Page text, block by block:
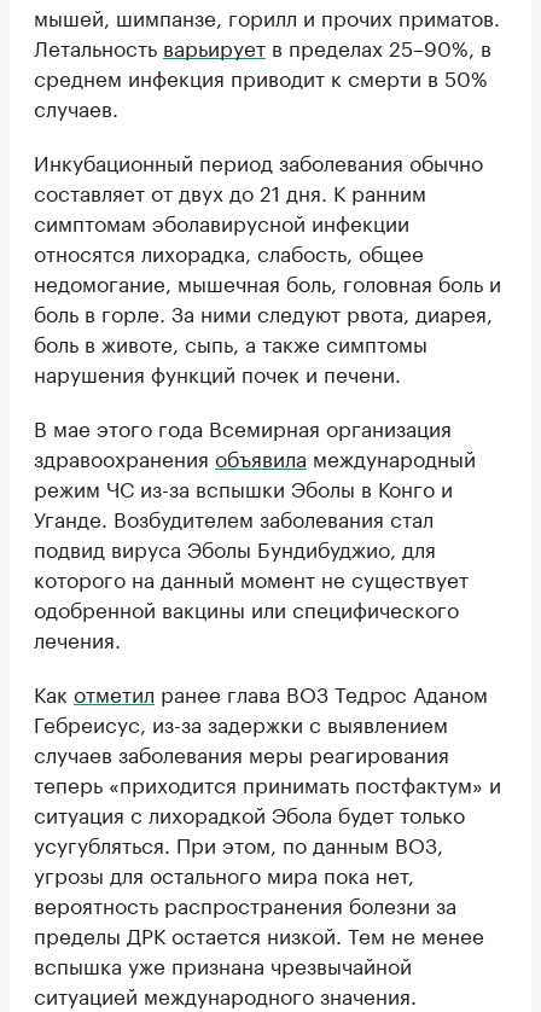
мышей, шимпанзе, горилл и прочих приматов.
Летальность варьирует в пределах 25–90%, в
среднем инфекция приводит к смерти в 50%
случаев.
Инкубационный период заболевания обычно
составляет от двух до 21 дня. К ранним
симптомам эболавирусной инфекции
относятся лихорадка, слабость, общее
недомогание, мышечная боль, головная боль и
боль в горле. За ними следуют рвота, диарея,
боль в животе, сыпь, а также симптомы
нарушения функций почек и печени.
В мае этого года Всемирная организация
здравоохранения объявила международный
режим ЧС из-за вспышки Эболы в Конго и
Уганде. Возбудителем заболевания стал
подвид вируса Эболы Бундибуджио, для
которого на данный момент не существует
одобренной вакцины или специфического
лечения.
Как отметил ранее глава ВОЗ Тедрос Аданом
Гебреисус, из-за задержки с выявлением
случаев заболевания меры реагирования
теперь «приходится принимать постфактум» и
ситуация с лихорадкой Эбола будет только
усугубляться. При этом, по данным ВОЗ,
угрозы для остального мира пока нет,
вероятность распространения болезни за
пределы ДРК остается низкой. Тем не менее
вспышка уже признана чрезвычайной
ситуацией международного значения.